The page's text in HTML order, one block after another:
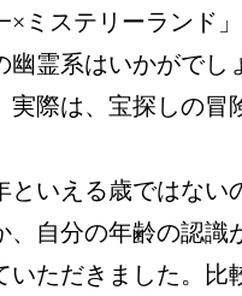
ミステリーランド
幽霊系はいかがでし
実際は、宝探しの冒
いえる歳ではない
、自分の年齢の認識
いただきました。比